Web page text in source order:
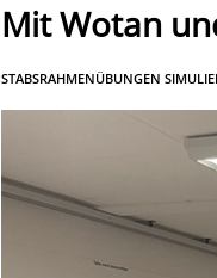
Mit Wotan
STABSRAHMENÜBUNGEN